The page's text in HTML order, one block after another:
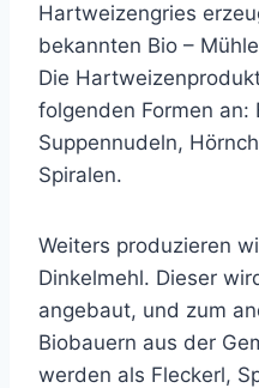
Hartweizengries
bekannten Bio –
Die
folgenden Formen an:
Suppennudeln,
Spiralen.
Weiters produzieren
Dinkelmehl. Dieser
angebaut, und zum
Biobauern aus der
werden als Fleckerl,